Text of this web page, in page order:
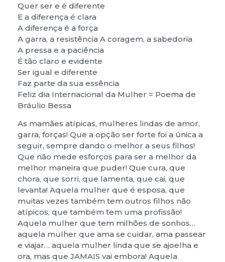
Quer ser e é diferente
E a diferença é clara
A diferença é a força
A garra, a resistência A coragem, a sabedoria
A pressa e a paciência
É tão claro e evidente
Ser igual e diferente
Faz parte da sua essência
Feliz dia Internacional da Mulher = Poema de
Bráulio Bessa
As mamães atípicas, mulheres lindas de amor,
garra, forças! Que a opção ser forte foi a única a
seguir, sempre dando o melhor a seus filhos!
Que não mede esforços para ser a melhor da
melhor maneira que puder! Que cura, que
chora, que sorri, que lamenta, que cai, que
levanta! Aquela mulher que é esposa, que
muitas vezes também tem outros filhos não
atípicos, que também tem uma profissão!
Aquela mulher que tem milhões de sonhos…
aquela mulher que ama se cuidar, ama passear
e viajar… aquela mulher linda que se ajoelha e
ora, mas que JAMAIS vai embora! Aquela